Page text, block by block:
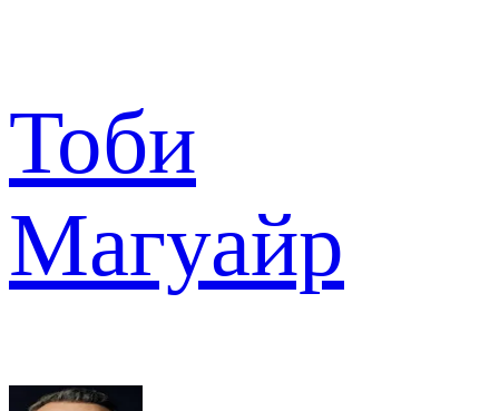
Тоби
Магуайр